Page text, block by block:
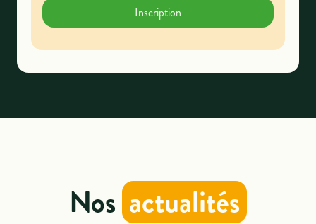
Inscription
Nos actualités